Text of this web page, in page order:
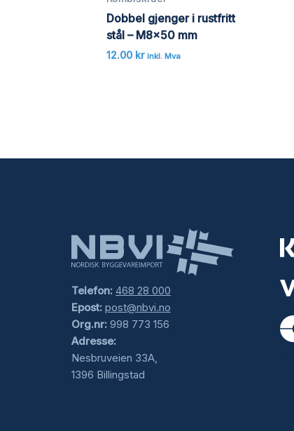
Dobbel gjenger i rustfritt
stål – M8x50 mm
12.00 kr inkl. Mva
Telefon: 468 28 000
Epost: post@nbvi.no
Org.nr: 998 773 156
Adresse:
Nesbruveien 33A,
1396 Billingstad